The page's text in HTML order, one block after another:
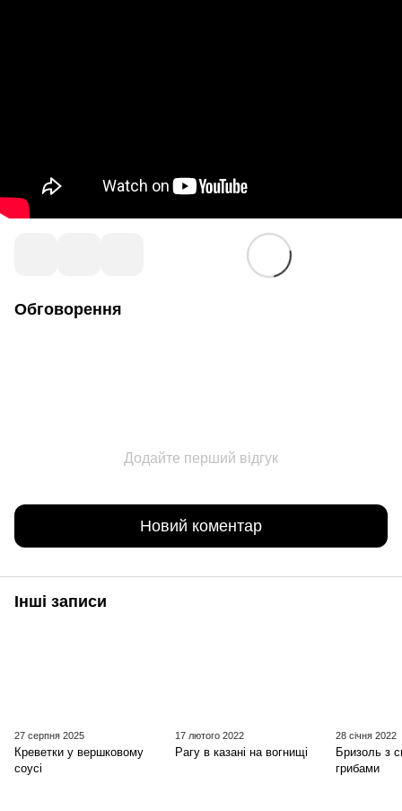
Обговорення
Додайте перший відгук
Новий коментар
Інші записи
27 серпня 2025
Креветки у вершковому
соусі
17 лютого 2022
Рагу в казані на вогнищі
28 січня 2022
Бризоль з
грибами